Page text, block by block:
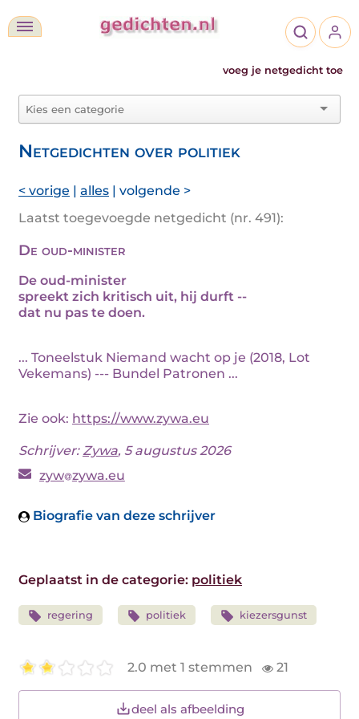
voeg je netgedicht toe
Netgedichten over politiek
< vorige | alles | volgende >
Laatst toegevoegde netgedicht (nr. 491):
De oud-minister
De oud-minister
spreekt zich kritisch uit, hij durft --
dat nu pas te doen.
... Toneelstuk Niemand wacht op je (2018, Lot
Vekemans) --- Bundel Patronen ...
Zie ook: https://www.zywa.eu
Schrijver:Zywa, 5 augustus 2026
zyw zywa.eu
Biografie van deze schrijver
Geplaatst in de categorie: politiek
regering politiek kiezersgunst
2.0 met 1 stemmen 21
deel als afbeelding